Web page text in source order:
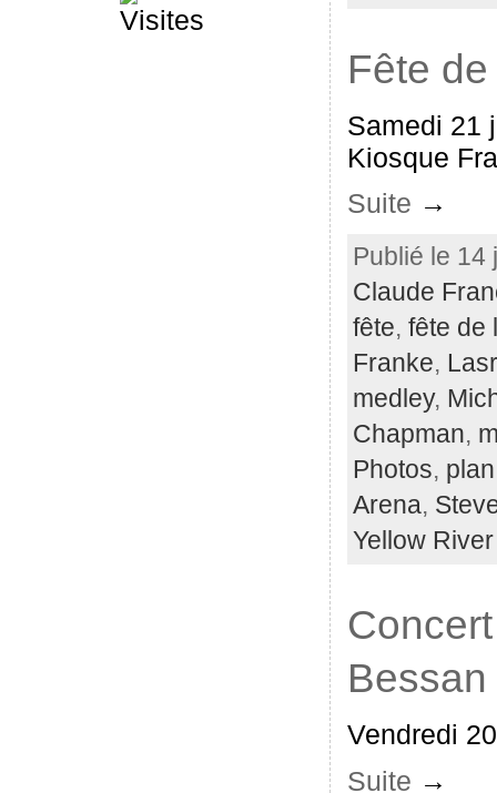
Fête
Samedi 21
Kiosque
Suite →
Publié le
Claude
fête, fête de
Franke,
medley,
Chapman,
Photos,
Arena,
Yellow River
Bessan
Vendredi
Suite →